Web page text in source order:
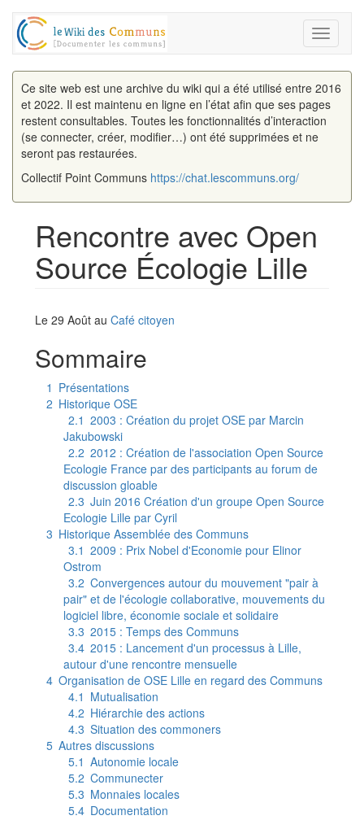
Toggle
Ce site web est une archive du wiki qui a été utilisé entre 2016
et 2022. Il est maintenu en ligne en l’état afin que ses pages
restent consultables. Toutes les fonctionnalités d’interaction
(se connecter, créer, modifier…) ont été supprimées et ne
seront pas restaurées.
Collectif Point Communs https://chat.lescommuns.org/
Rencontre avec Open
Source Écologie Lille
Le 29 Août au Café citoyen
Sommaire
1 Présentations
2 Historique OSE
2.1 2003 : Création du projet OSE par Marcin
Jakubowski
2.2 2012 : Création de l'association Open Source
Ecologie France par des participants au forum de
discussion gloable
2.3 Juin 2016 Création d'un groupe Open Source
Ecologie Lille par Cyril
3 Historique Assemblée des Communs
3.1 2009 : Prix Nobel d'Economie pour Elinor
Ostrom
3.2 Convergences autour du mouvement "pair à
pair" et de l'écologie collaborative, mouvements du
logiciel libre, économie sociale et solidaire
3.3 2015 : Temps des Communs
3.4 2015 : Lancement d'un processus à Lille,
autour d'une rencontre mensuelle
4 Organisation de OSE Lille en regard des Communs
4.1 Mutualisation
4.2 Hiérarchie des actions
4.3 Situation des commoners
5 Autres discussions
5.1 Autonomie locale
5.2 Communecter
5.3 Monnaies locales
5.4 Documentation